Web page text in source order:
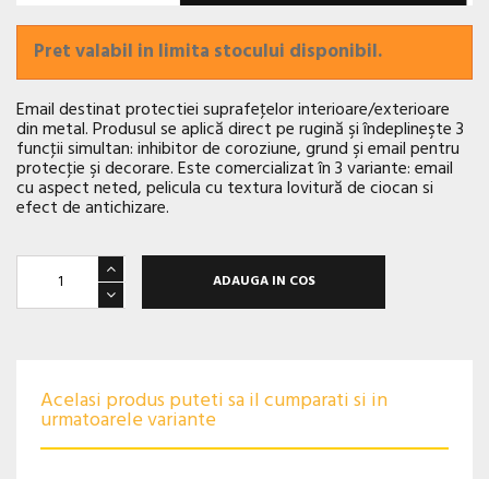
Pret valabil in limita stocului disponibil.
Email destinat protectiei suprafeţelor interioare/exterioare
din metal. Produsul se aplică direct pe rugină şi îndeplineşte 3
funcţii simultan: inhibitor de coroziune, grund şi email pentru
protecţie şi decorare. Este comercializat în 3 variante: email
cu aspect neted, pelicula cu textura lovitură de ciocan si
efect de antichizare.
ADAUGA IN COS
Acelasi produs puteti sa il cumparati si in
urmatoarele variante